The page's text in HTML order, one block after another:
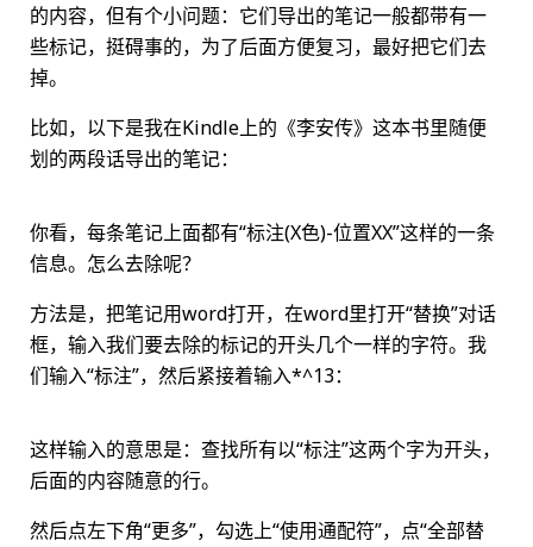
的内容，但有个小问题：它们导出的笔记一般都带有一
些标记，挺碍事的，为了后面方便复习，最好把它们去
掉。
比如，以下是我在Kindle上的《李安传》这本书里随便
划的两段话导出的笔记：
你看，每条笔记上面都有“标注(X色)-位置XX”这样的一条
信息。怎么去除呢？
方法是，把笔记用word打开，在word里打开“替换”对话
框，输入我们要去除的标记的开头几个一样的字符。我
们输入“标注”，然后紧接着输入*^13：
这样输入的意思是：查找所有以“标注”这两个字为开头，
后面的内容随意的行。
然后点左下角“更多”，勾选上“使用通配符”，点“全部替